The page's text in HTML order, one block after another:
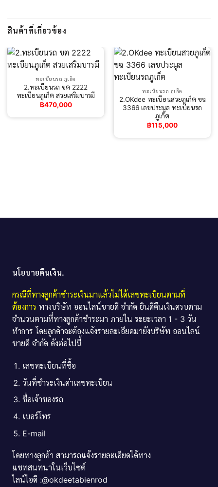
สินค้าที่เกี่ยวข้อง
ทะเบียนรถ ภูเก็ต
2.ทะเบียนรถ ขต 2222
ทะเบียนภูเก็ต สวยเสริมบารมี
฿470,000
ทะเบียนรถ ภูเก็ต
2.OKdee ทะเบียนสวยภูเก็ต ขฉ
3366 เลขประมูล ทะเบียนรถ
ภูเก็ต
฿115,000
นโยบายคืนเงิน.
กรณีที่ทางลูกค้าชำระเงินมาแล้วไม่ได้เลขทะเบียนตามที่
ต้องการ ทางบริษัท ออนไลน์ขายดี จำกัด ยินดีคืนเงินครบตาม
จำนวนตามที่ทางลูกค้าชำระมา ภายใน ระยะเวลา 1 - 3 วัน
ทำการ โดยลูกค้าจะต้องแจ้งรายละเอียดมายังบริษัท ออนไลน์
ขายดี จำกัด ดังต่อไปนี้
เลขทะเบียนที่ซื้อ
วันที่ชำระเงินค่าเลขทะเบียน
ชื่อเจ้าของรถ
เบอร์โทร
E-mail
โดยทางลูกค้า สามารถแจ้งรายละเอียดได้ทาง
แชทสนทนาในเว็บไซต์
ไลน์ไอดี :@okdeetabienrod